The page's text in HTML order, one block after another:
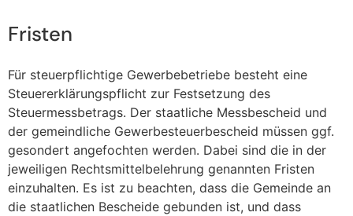
Fristen
Für steuerpflichtige Gewerbebetriebe besteht eine
Steuererklärungspflicht zur Festsetzung des
Steuermessbetrags. Der staatliche Messbescheid und
der gemeindliche Gewerbesteuerbescheid müssen ggf.
gesondert angefochten werden. Dabei sind die in der
jeweiligen Rechtsmittelbelehrung genannten Fristen
einzuhalten. Es ist zu beachten, dass die Gemeinde an
die staatlichen Bescheide gebunden ist, und dass